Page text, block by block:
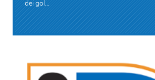
dei gol...